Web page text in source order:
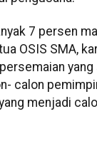
7 persen
OSIS SMA,
calon
menjadi